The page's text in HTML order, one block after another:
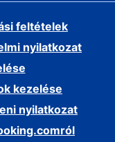
feltételek
nyilatkozat
kezelése
nyilatkozat